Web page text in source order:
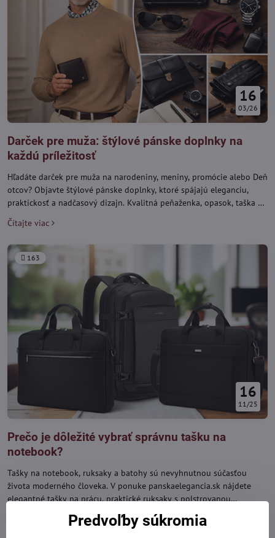
16
03/26
Darček pre muža: štýlové pánske doplnky na
každú príležitosť
Hľadáte darček pre muža na narodeniny, meniny, promócie alebo Deň
otcov? Objavte štýlové pánske doplnky, ktoré spájajú eleganciu,
praktickosť a nadčasový dizajn. Kvalitná peňaženka, opasok, taška či
ruksak potešia muža, ktorý si potrpí na vkus aj funkčnosť.
Čítajte viac
163
16
11/25
Prečo je dôležité vybrať správnu tašku na
notebook?
Tašky na notebook, ruksaky a batohy sú nevyhnutnou súčasťou
života moderného človeka. V ponuke panskaelegancia.sk nájdete
elegantné tašky na prácu, praktické ruksaky s polstrovanou
model, ktorý ochráni váš notebook, uľahčí organizáciu a doplní váš
Predvoľby súkromia